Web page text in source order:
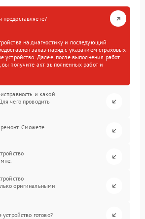
на диагностику и последующий
заказ-наряд с указанием страховых
устройство. Далее, после выполнения работ
вы получите акт выполненных работ и
и какой
чего проводить
Сможете
оригинальными
готово?